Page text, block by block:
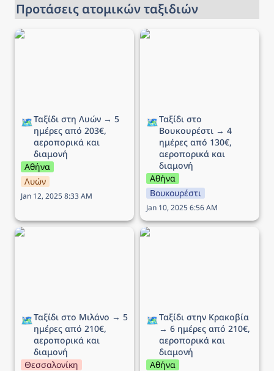
Προτάσεις ατομικών ταξιδιών
Ταξίδι στη Λυών → 5
🗺️Ταξίδι στη Λυών → 5
ημέρες από 203€,
αεροπορικά και
διαμονή
Αθήνα
Λυών
Jan 12, 2025 8:33 AM
Ταξίδι στο Βουκουρέστι
🗺️Ταξίδι στο
Βουκουρέστι → 4
ημέρες από 130€,
αεροπορικά και
διαμονή
Αθήνα
Βουκουρέστι
Jan 10, 2025 6:56 AM
Ταξίδι στο Μιλάνο → 5
🗺️Ταξίδι στο Μιλάνο → 5
ημέρες από 210€,
αεροπορικά και
διαμονή
Θεσσαλονίκη
Ταξίδι στην Κρακοβία →
🗺️Ταξίδι στην Κρακοβία
→ 6 ημέρες από 210€,
αεροπορικά και
διαμονή
Αθήνα